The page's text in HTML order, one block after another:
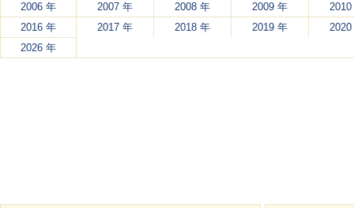
2006 年
2007 年 2008 年 2009 年
2010
2016 年
2017 年 2018 年 2019 年
2020
2026 年